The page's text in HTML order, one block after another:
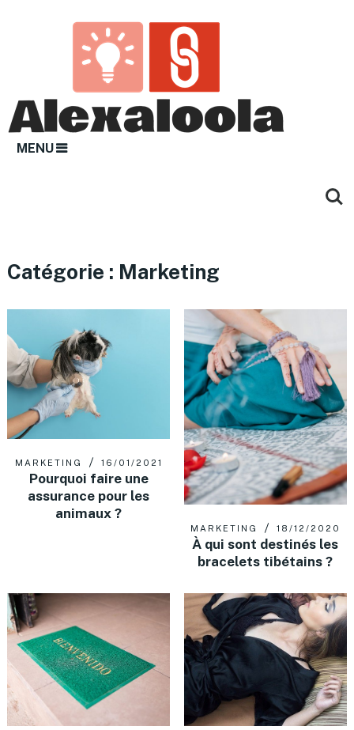
MENU
Catégorie : Marketing
MARKETING 16/01/2021
Pourquoi faire une
assurance pour les
animaux ?
MARKETING 18/12/2020
À qui sont destinés les
bracelets tibétains ?